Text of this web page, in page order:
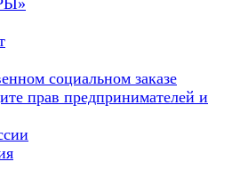
социальном заказе
прав предпринимателей и